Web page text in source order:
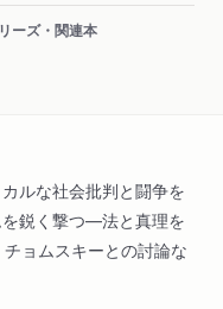
ーズ・関連本
ルな社会批判と闘争を
鋭く撃つ―法と真理を
チョムスキーとの討論な